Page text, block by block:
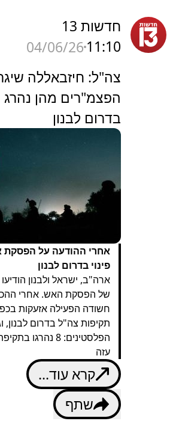
חדשות 13
11:10
04/06/26
צה"ל: חיזבאללה
הפצמ"רים מהן נהרג
בדרום לבנון
אחרי ההודעה על
פינוי בדרום לבנון
ארה"ב, ישראל ולבנון
של הפסקת האש. אחרי
חשודה הפעילה אזעקות
תקיפות צה"ל בדרום לבנון,
הפלסטינים: 8
עזה
קרא עוד...
שתף